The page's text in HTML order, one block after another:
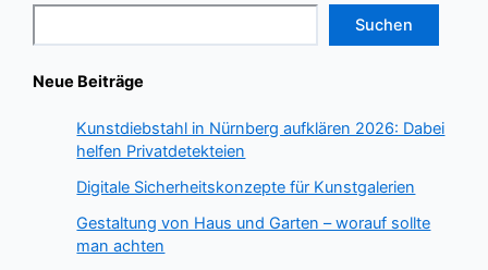
Suchen
Neue Beiträge
Kunstdiebstahl in Nürnberg aufklären 2026: Dabei
helfen Privatdetekteien
Digitale Sicherheitskonzepte für Kunstgalerien
Gestaltung von Haus und Garten – worauf sollte
man achten